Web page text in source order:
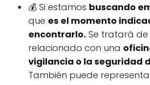
💰 Si estamos buscando
que es el momento
encontrarlo. Se tratará
relacionado con una
vigilancia o la seguridad
También puede